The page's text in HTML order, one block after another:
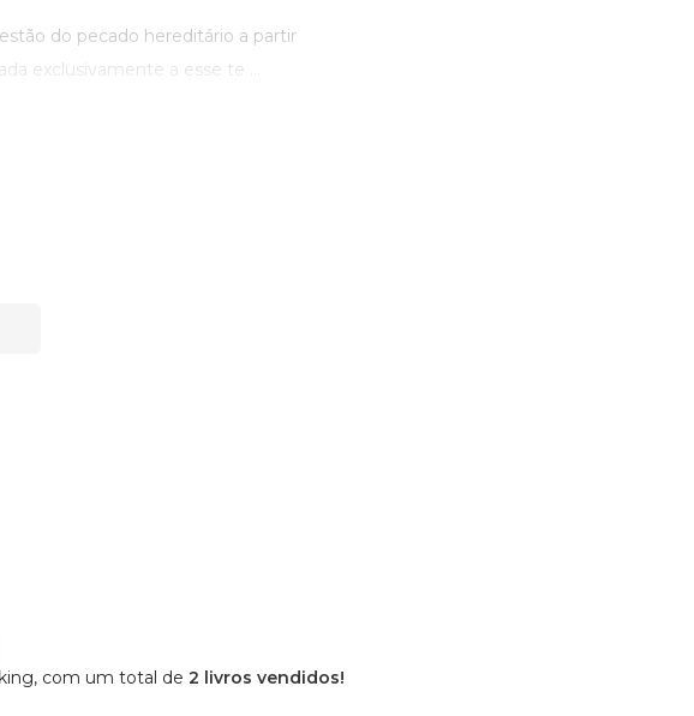
do pecado hereditário a partir
exclusivamente a esse te ...
com um total de 2 livros vendidos!